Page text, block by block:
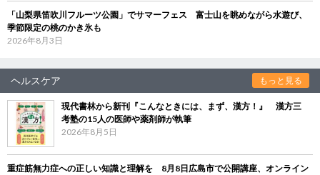
「山梨県笛吹川フルーツ公園」でサマーフェス 富士山を眺めながら水遊び、
季節限定の桃のかき氷も
2026年8月3日
ヘルスケア もっと見る
現代書林から新刊『こんなときには、まず、漢方！』 漢方三
考塾の15人の医師や薬剤師が執筆
2026年8月5日
重症筋無力症への正しい知識と理解を 8月8日広島市で公開講座、オンライン